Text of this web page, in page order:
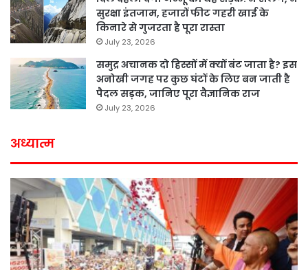
सुरक्षा इंतजाम, हजारों फीट गहरी खाई के
किनारे से गुजरता है पूरा रास्ता
July 23, 2026
समुद्र अचानक दो हिस्सों में क्यों बंट जाता है? इस
अनोखी जगह पर कुछ घंटों के लिए बन जाती है
पैदल सड़क, जानिए पूरा वैज्ञानिक राज
July 23, 2026
अध्यात्म